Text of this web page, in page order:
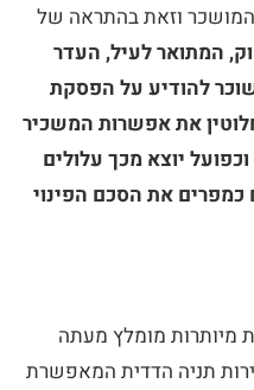
המושכר וזאת בהתראה של
המתואר לעיל, העדר
להודיע על הפסקת
את אפשרות המשכיר
יוצא מכך עלולים
כמפרים את הסכם הפינוי
מיותרות מומלץ מעתה
תניה הדדית המאפשרת